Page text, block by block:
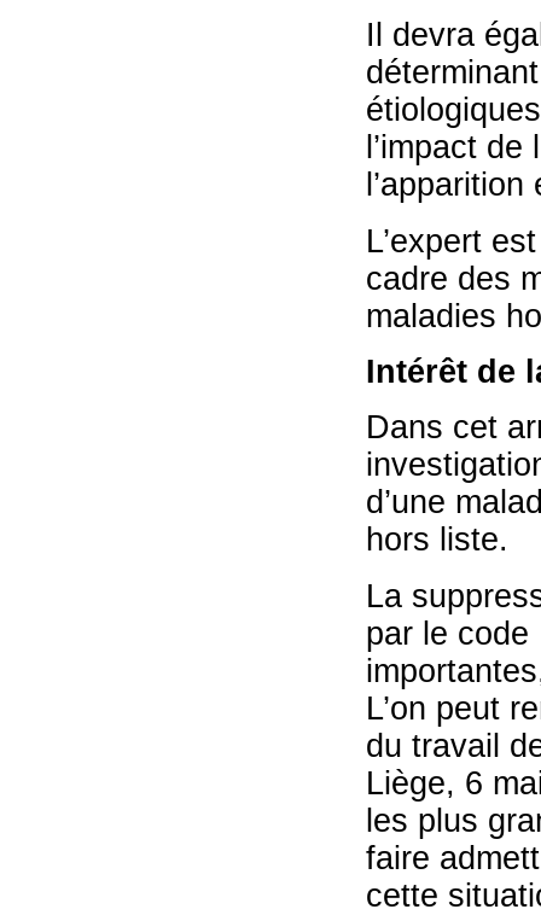
Il devra
l’impact
L’expert
cadre des
maladies
Intérêt de
Dans cet
d’une
hors liste.
La
par le code
L’on peut
du travail
Liège, 6
les plus
faire
cette